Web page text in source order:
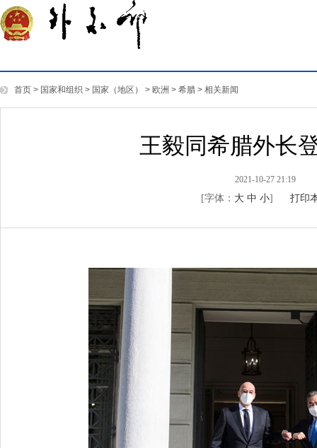
首页 > 国家和组织 > 国家（地区） > 欧洲 > 希腊 > 相关新闻
王毅同希腊外长
2021-10-27 21:19
[字体： 大 中 小] 打印